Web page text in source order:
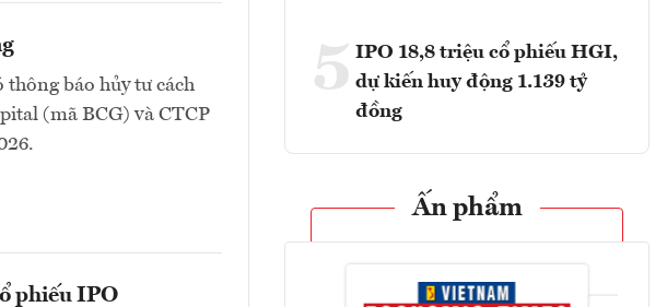
báo hủy tư cách
(mã BCG) và CTCP
phiếu IPO
5 IPO 18,8 triệu cổ phiếu HGI,
dự kiến huy động 1.139 tỷ
đồng
Ấn phẩm